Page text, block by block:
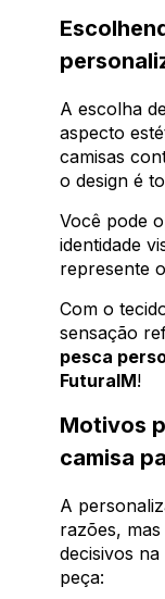
A escolha
aspecto
camisas
o design é
Você pode
identidade
represente
Com o
sensação
pesca
FuturaIM!
Motivos
camisa
A
razões,
decisivos
peça: